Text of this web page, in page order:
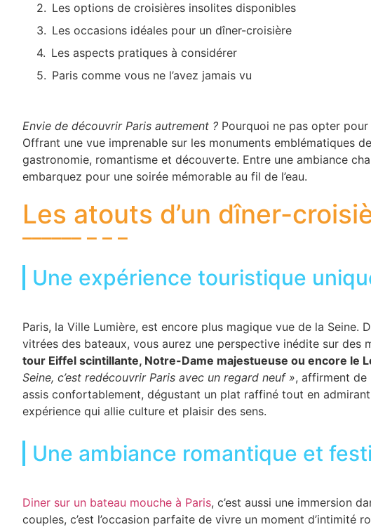
Les options de croisières insolites disponibles
Les occasions idéales pour un dîner-croisière
Les aspects pratiques à considérer
Paris comme vous ne l’avez jamais vu
Envie de découvrir Paris autrement ? Pourquoi ne pas opter
Offrant une vue imprenable sur les monuments emblématiques
gastronomie, romantisme et découverte. Entre une ambiance
embarquez pour une soirée mémorable au fil de l’eau.
Les atouts d’un dîner-
Une expérience touristique
Paris, la Ville Lumière, est encore plus magique vue de la Seine.
vitrées des bateaux, vous aurez une perspective inédite sur des
tour Eiffel scintillante, Notre-Dame majestueuse ou encore le
Seine, c’est redécouvrir Paris avec un regard neuf », affirment de
assis confortablement, dégustant un plat raffiné tout en
expérience qui allie culture et plaisir des sens.
Une ambiance romantique et
Diner sur un bateau mouche à Paris, c’est aussi une immersion
couples, c’est l’occasion parfaite de vivre un moment d’intimité